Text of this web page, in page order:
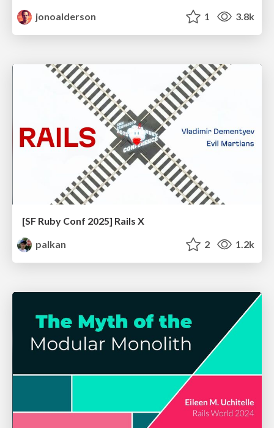
jonoalderson
1 3.8k
[SF Ruby Conf 2025] Rails X
palkan
2 1.2k